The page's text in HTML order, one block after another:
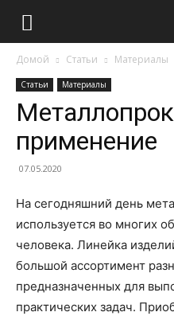
Домой Статьи Материалы
Статьи Материалы
применение
07.05.2020
На сегодняшний день
используется во многих
человека. Линейка
большой ассортимент
предназначенных для
практических задач.